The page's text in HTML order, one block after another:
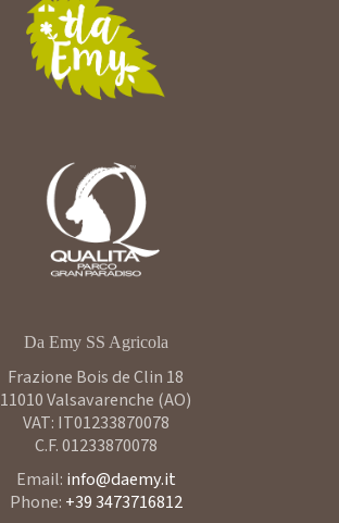
Da Emy SS Agricola
Frazione Bois de Clin 18
11010 Valsavarenche (AO)
VAT: IT01233870078
C.F. 01233870078
Email: info@daemy.it
Phone: +39 3473716812